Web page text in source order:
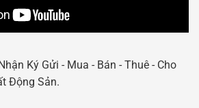
Ký Gửi - Mua - Bán - Thuê - Cho
Động Sản.